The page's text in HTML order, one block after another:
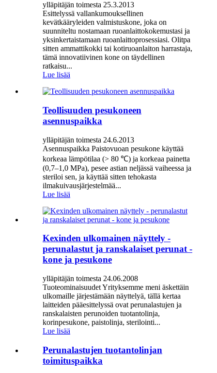
ylläpitäjän toimesta 25.3.2013
Esittelyssä vallankumouksellinen
kevätkääryleiden valmistuskone, joka on
suunniteltu nostamaan ruoanlaittokokemustasi ja
yksinkertaistamaan ruoanlaittoprosessiasi. Olitpa
sitten ammattikokki tai kotiruoanlaiton harrastaja,
tämä innovatiivinen kone on täydellinen
ratkaisu...
Lue lisää
Teollisuuden pesukoneen
asennuspaikka
ylläpitäjän toimesta 24.6.2013
Asennuspaikka Paistovuoan pesukone käyttää
korkeaa lämpötilaa (> 80 ℃) ja korkeaa painetta
(0,7–1,0 MPa), pesee astian neljässä vaiheessa ja
steriloi sen, ja käyttää sitten tehokasta
ilmakuivausjärjestelmää...
Lue lisää
Kexinden ulkomainen näyttely -
perunalastut ja ranskalaiset perunat -
kone ja pesukone
ylläpitäjän toimesta 24.06.2008
Tuoteominaisuudet Yrityksemme meni äskettäin
ulkomaille järjestämään näyttelyä, tällä kertaa
laitteiden pääesittelyssä ovat perunalastujen ja
ranskalaisten perunoiden tuotantolinja,
korinpesukone, paistolinja, sterilointi...
Lue lisää
Perunalastujen tuotantolinjan
toimituspaikka